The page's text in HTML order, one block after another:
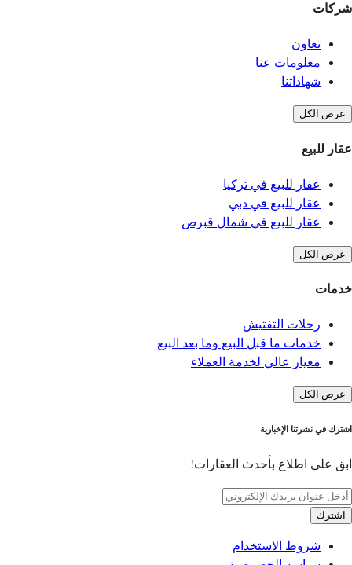
شركات
تعاون
معلومات عنا
شهاداتنا
عرض الكل
عقار للبيع
عقار للبيع في تركيا
عقار للبيع في دبي
عقار للبيع في شمال قبرص
عرض الكل
خدمات
رحلات التفتيش
خدمات ما قبل البيع وما بعد البيع
معيار عالي لخدمة العملاء
عرض الكل
اشترك في نشرتنا الإخبارية
ابق على اطلاع بأحدث العقارات!
اشترك
شروط الاستخدام